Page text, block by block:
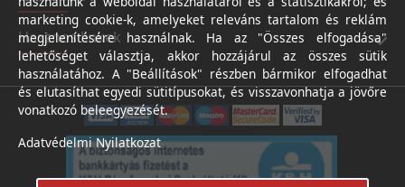
Hasznos linkek
marketing cookie-k, amelyeket releváns tartalom és reklám
megjelenítésére használnak. Ha az "Összes elfogadása"
lehetőséget választja, akkor hozzájárul az összes sütik
használatához. A "Beállítások" részben bármikor elfogadhat
és elutasíthat egyedi sütitípusokat, és visszavonhatja a jövőre
vonatkozó beleegyezését.
Adatvédelmi Nyilatkozat